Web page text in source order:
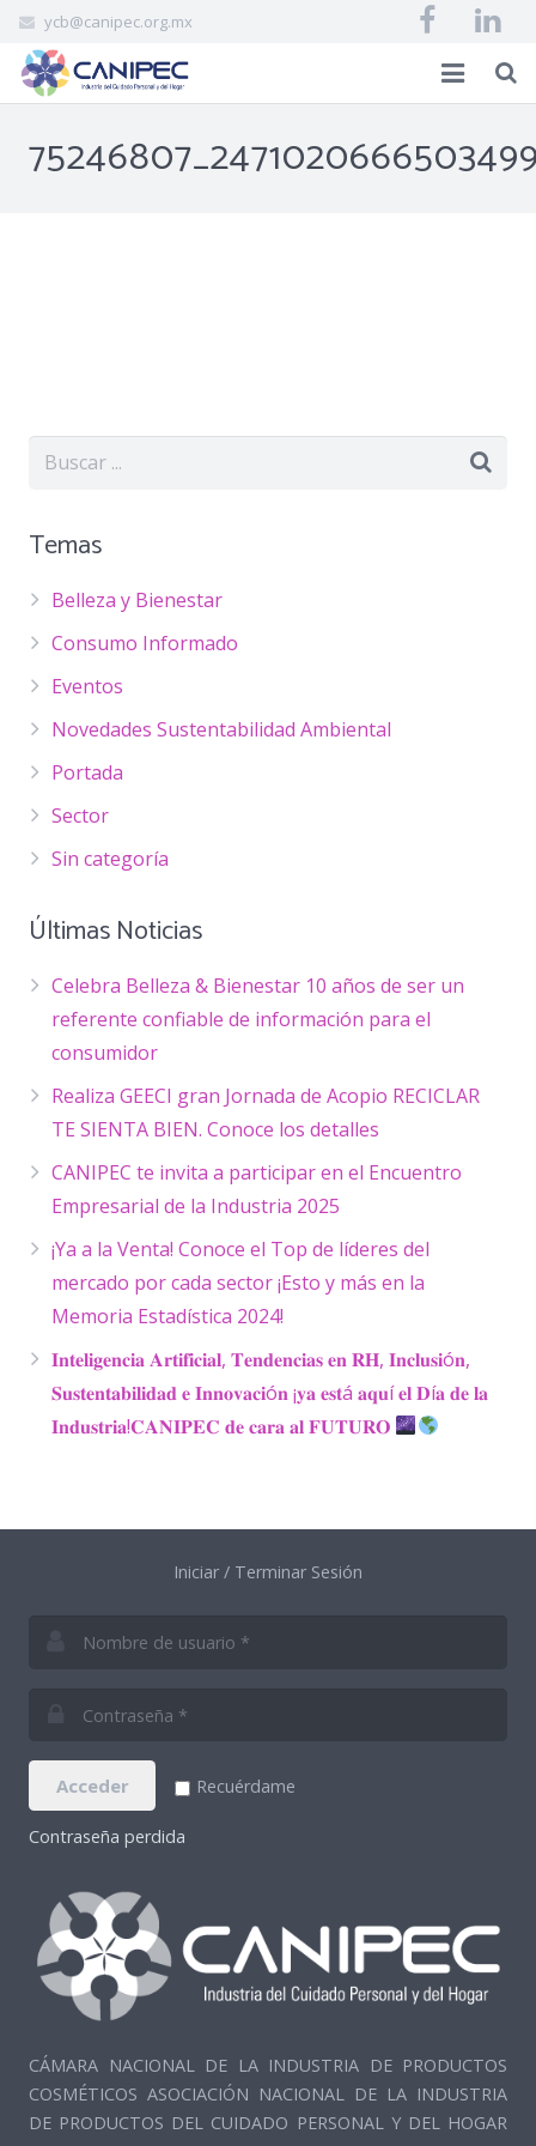
ycb@canipec.org.mx
Temas
Belleza y Bienestar
Consumo Informado
Eventos
Novedades Sustentabilidad Ambiental
Portada
Sector
Sin categoría
Últimas Noticias
Celebra Belleza & Bienestar 10 años de ser un
referente confiable de información para el
consumidor
Realiza GEECI gran Jornada de Acopio RECICLAR
TE SIENTA BIEN. Conoce los detalles
CANIPEC te invita a participar en el Encuentro
Empresarial de la Industria 2025
¡Ya a la Venta! Conoce el Top de líderes del
mercado por cada sector ¡Esto y más en la
Memoria Estadística 2024!
𝐈𝐧𝐭𝐞𝐥𝐢𝐠𝐞𝐧𝐜𝐢𝐚 𝐀𝐫𝐭𝐢𝐟𝐢𝐜𝐢𝐚𝐥, 𝐓𝐞𝐧𝐝𝐞𝐧𝐜𝐢𝐚𝐬 𝐞𝐧 𝐑𝐇, 𝐈𝐧𝐜𝐥𝐮𝐬𝐢ó𝐧,
𝐒𝐮𝐬𝐭𝐞𝐧𝐭𝐚𝐛𝐢𝐥𝐢𝐝𝐚𝐝 𝐞 𝐈𝐧𝐧𝐨𝐯𝐚𝐜𝐢ó𝐧 ¡𝐲𝐚 𝐞𝐬𝐭á 𝐚𝐪𝐮í 𝐞𝐥 𝐃í𝐚 𝐝𝐞 𝐥𝐚
𝐈𝐧𝐝𝐮𝐬𝐭𝐫𝐢𝐚!𝐂𝐀𝐍𝐈𝐏𝐄𝐂 𝐝𝐞 𝐜𝐚𝐫𝐚 𝐚𝐥 𝐅𝐔𝐓𝐔𝐑𝐎
Iniciar / Terminar Sesión
Acceder Recuérdame
Contraseña perdida
CÁMARA NACIONAL DE LA INDUSTRIA DE PRODUCTOS
COSMÉTICOS ASOCIACIÓN NACIONAL DE LA INDUSTRIA
DE PRODUCTOS DEL CUIDADO PERSONAL Y DEL HOGAR